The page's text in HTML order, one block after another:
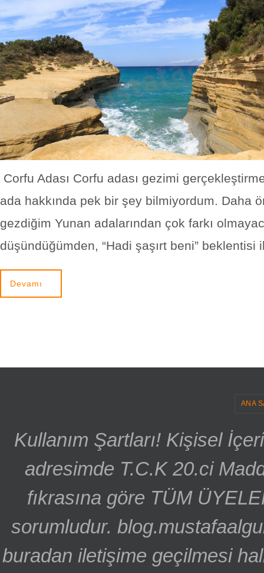
Corfu Adası Corfu adası gezimi
ada hakkında pek bir şey bilmiyordum. Daha
gezdiğim Yunan adalarından çok farkı
düşündüğümden, “Hadi şaşırt beni”
Devamı
ANA
Kullanım Şartları! Kişisel
adresimde T.C.K 20.ci
fıkrasına göre TÜM
sorumludur.
buradan iletişime geçilmesi